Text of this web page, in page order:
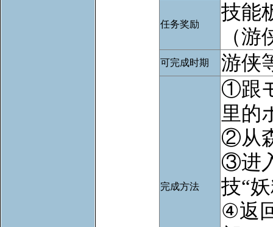
任务奖励
技能
（
可完成时期 游侠
完成方法
①跟
里的
②从
③进
技“
④返